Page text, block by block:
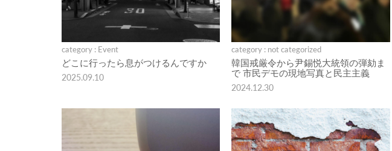
category : Event
どこに行ったら息がつけるんですか
2025.09.10
category : not categorized
韓国戒厳令から尹錫悦大統領の弾劾ま
で 市民デモの現地写真と民主主義
2024.12.30